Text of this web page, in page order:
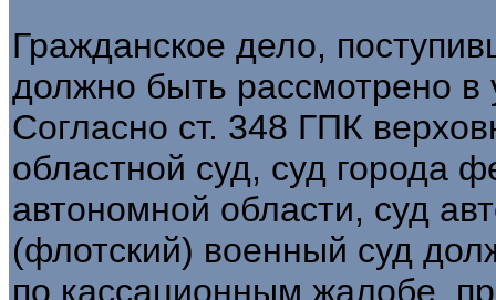
Гражданское дело,
должно быть рассмотрено в
Согласно ст. 348 ГПК
областной суд, суд города
автономной области, суд
(флотский) военный суд
по кассационным жалобе,